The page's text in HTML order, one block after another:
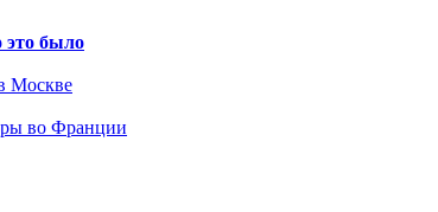
это было
Москве
во Франции